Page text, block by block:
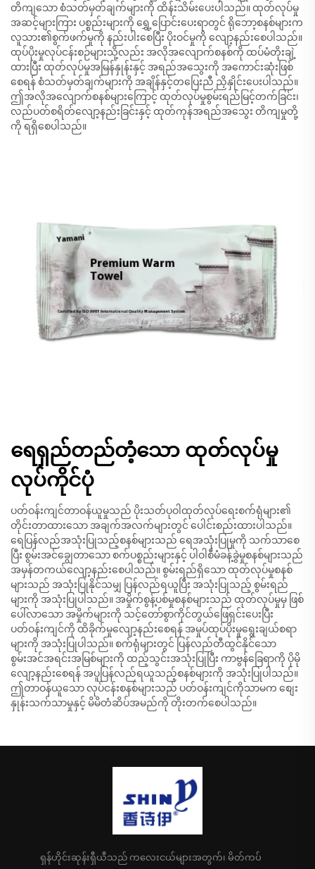
တိကျသော စံသတ်မှတ်ချက်များကို ထိန်းသိမ်းပေးပါသည်။ ထုတ်လုပ်မှု
အဆင့်များကြား ပစ္စည်းများကို ရွှေ့ပြောင်းပေးရာတွင် ရိုဘော့စနစ်များက
လူသား၏စွက်ဖက်မှုကို နည်းပါးစေပြီး ပိုးဝင်မှုကို လျော့နည်းစေပါသည်။
ထုပ်ပိုးမှုလုပ်ငန်းစဉ်များသို့လည်း အလိုအလျောက်စနစ်ကို ထပ်မံတိုးချဲ့
ထားပြီး ထုတ်လုပ်မှုအမြန်နှုန်းနှင့် အရည်အသွေးကို အကောင်းဆုံးဖြစ်
စေရန် စံသတ်မှတ်ချက်များကို အချိန်နှင့်တပြေးညီ ညှိနှိုင်းပေးပါသည်။
ဤအလိုအလျောက်စနစ်များကြောင့် ထုတ်လုပ်မှုစွမ်းရည်မြင့်တက်ခြင်း၊
လည်ပတ်စရိတ်လျော့နည်းခြင်းနှင့် ထုတ်ကုန်အရည်အသွေး တိကျမှုတို့
ကို ရရှိစေပါသည်။
ရေရှည်တည်တံ့သော ထုတ်လုပ်မှု
လုပ်ကိုင်ပုံ
ပတ်ဝန်းကျင်တာဝန်ယူမှုသည် ပိုးသတ်ပုဝါထုတ်လုပ်ရေးစက်ရုံများ၏
တိုင်းတာထားသော အချက်အလက်များတွင် ပေါင်းစည်းထားပါသည်။
ရေပြန်လည်အသုံးပြုသည့်စနစ်များသည် ရေအသုံးပြုမှုကို သက်သာစေ
ပြီး စွမ်းအင်ချွေတာသော စက်ပစ္စည်းများနှင့် ပါဝါစီမံခန့်ခွဲမှုစနစ်များသည်
အမှန်တကယ်လျော့နည်းစေပါသည်။ စွမ်းရည်ရှိသော ထုတ်လုပ်မှုစနစ်
များသည် အသုံးပြုနိုင်သမျှ ပြန်လည်ရယူပြီး အသုံးပြုသည့် စွမ်းရည်
များကို အသုံးပြုပါသည်။ အမှိုက်စွန့်ပစ်မှုစနစ်များသည် ထုတ်လုပ်မှုမှ ဖြစ်
ပေါ်လာသော အမှိုက်များကို သင့်တော်စွာကိုင်တွယ်ဖြေရှင်းပေးပြီး
ပတ်ဝန်းကျင်ကို ထိခိုက်မှုလျော့နည်းစေရန် အမှုပ်ထုပ်ပိုးမှုရွေးချယ်စရာ
များကို အသုံးပြုပါသည်။ စက်ရုံများတွင် ပြန်လည်တီထွင်နိုင်သော
စွမ်းအင်အရင်းအမြစ်များကို ထည့်သွင်းအသုံးပြုပြီး ကာဗွန်ခြေရာကို ပိုမို
လျော့နည်းစေရန် အပူပြန်လည်ရယူသည့်စနစ်များကို အသုံးပြုပါသည်။
ဤတာဝန်ယူသော လုပ်ငန်းစနစ်များသည် ပတ်ဝန်းကျင်ကိုသာမက စျေး
နှုန်းသက်သာမှုနှင့် မိမိတံဆိပ်အမည်ကို တိုးတက်စေပါသည်။
ရှန်ဟိုင်းဆုန်းရှီယီသည် ကလေးငယ်များအတွက်၊ မိတ်ကပ်